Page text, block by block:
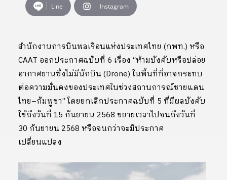
Line Instagram
สำนักงานการบินพลเรือนแห่งประเทศไทย (กพท.) หรือ
CAAT ออกประกาศฉบับที่ 6 เรื่อง “ห้ามบังคับหรือปล่อย
อากาศยานซึ่งไม่มีนักบิน (Drone) ในพื้นที่ที่อาจกระทบ
ต่อความมั่นคงของประเทศในช่วงสถานการณ์ชายแดน
ไทย–กัมพูชา” โดยยกเลิกประกาศฉบับที่ 5 ที่มีผลบังคับ
ใช้ถึงวันที่ 15 กันยายน 2568 ขยายเวลาไปจนถึงวันที่
30 กันยายน 2568 หรือจนกว่าจะมีประกาศ
เปลี่ยนแปลง